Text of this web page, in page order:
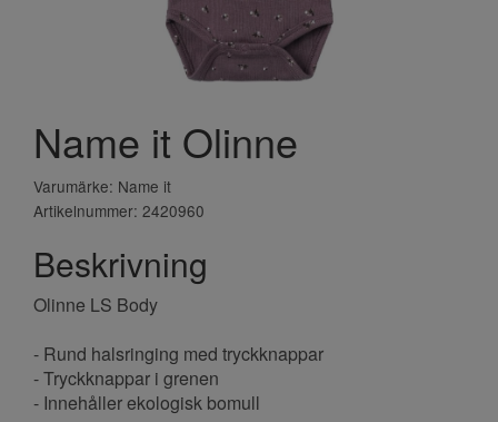
Name it Olinne
Varumärke: Name it
Artikelnummer: 2420960
Beskrivning
Olinne LS Body
- Rund halsringing med tryckknappar
- Tryckknappar i grenen
- Innehåller ekologisk bomull